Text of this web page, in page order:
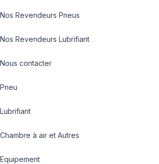
Nos Revendeurs Pneus
Nos Revendeurs Lubrifiant
Nous contacter
Pneu
Lubrifiant
Chambre à air et Autres
Equipement